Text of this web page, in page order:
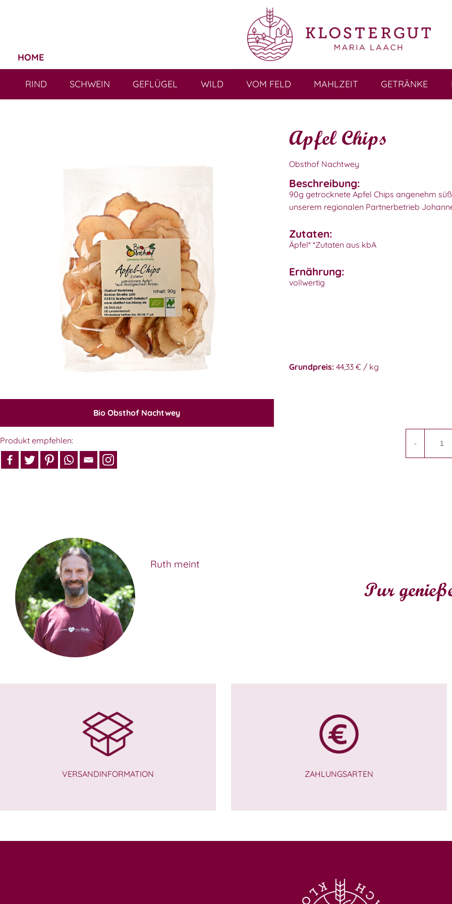
HOME
RIND SCHWEIN GEFLÜGEL WILD VOM FELD MAHLZEIT GETRÄNKE
Bio Obsthof Nachtwey
Produkt empfehlen:
Apfel Chips
Obsthof Nachtwey
Beschreibung:
90g getrocknete Apfel Chips angenehm
unserem regionalen Partnerbetrieb
Zutaten:
Äpfel* *Zutaten aus kbA
Ernährung:
vollwertig
Grundpreis: 44,33 € / kg
-
Ruth meint
Pur
VERSANDINFORMATION ZAHLUNGSARTEN